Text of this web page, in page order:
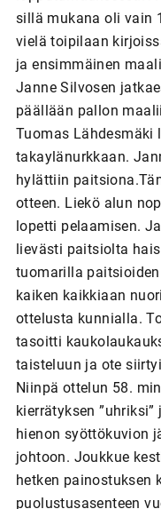
sillä mukana oli vain
vielä toipilaan
ja ensimmäinen
Janne Silvosen
päällään pallon
Tuomas Lähdesmäki
takaylänurkkaan.
hylättiin
otteen. Liekö alun
lopetti pelaamisen.
lievästi paitsiolta
tuomarilla
kaiken kaikkiaan
ottelusta kunnialla.
tasoitti
taisteluun ja ote
Niinpä ottelun 58.
kierrätyksen
hienon syöttökuvion
johtoon. Joukkue
hetken painostuksen
puolustusasenteen